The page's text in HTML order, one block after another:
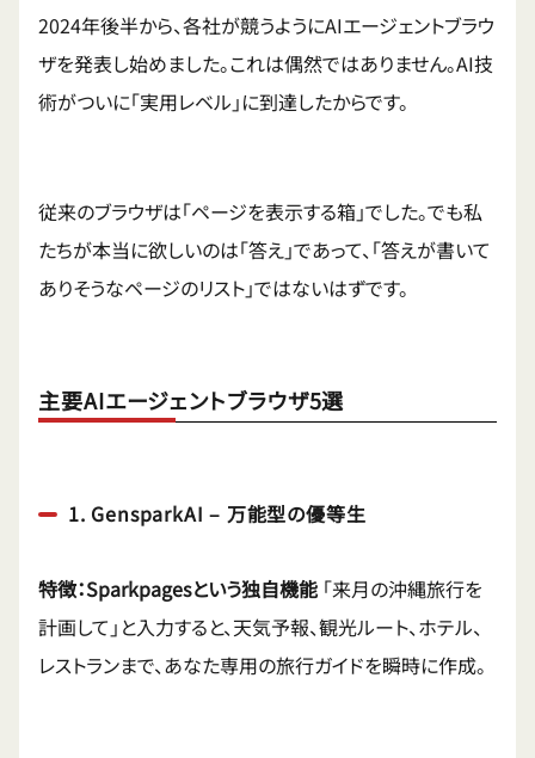
2024年後半から、各社が競うようにAIエージェントブラウ
ザを発表し始めました。これは偶然ではありません。AI技
術がついに「実用レベル」に到達したからです。
従来のブラウザは「ページを表示する箱」でした。でも私
たちが本当に欲しいのは「答え」であって、「答えが書いて
ありそうなページのリスト」ではないはずです。
主要AIエージェントブラウザ5選
1. GensparkAI – 万能型の優等生
特徴：Sparkpagesという独自機能 「来月の沖縄旅行を
計画して」と入力すると、天気予報、観光ルート、ホテル、
レストランまで、あなた専用の旅行ガイドを瞬時に作成。